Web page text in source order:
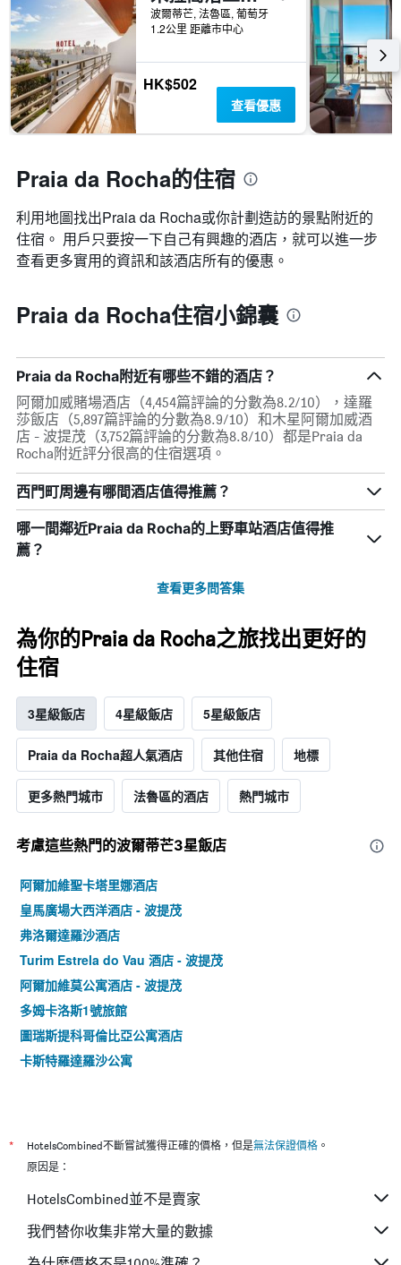
波爾蒂芒, 法魯區, 葡萄牙
1.2公里 距離市中心
HK$502
查看優惠
Praia da Rocha的住宿
利用地圖找出Praia da Rocha​​或你計劃造訪的景點附近的
住宿。 用戶只要按一下自己有興趣的酒店，就可以進一步
查看更多實用的資訊和該酒店所有的優惠。
Praia da Rocha住宿小錦囊
Praia da Rocha附近有哪些不錯的酒店？
阿爾加威賭場酒店（4,454篇評論的分數為8.2/10），達羅
莎飯店（5,897篇評論的分數為8.9/10）和木星阿爾加威酒
店 - 波提茂（3,752篇評論的分數為8.8/10）都是Praia da
Rocha附近評分很高的住宿選項。
西門町周邊有哪間酒店值得推薦？
哪一間鄰近Praia da Rocha的上野車站酒店值得推
薦？
查看更多問答集
為你的Praia da Rocha之旅找出更好的
住宿
3星級飯店 4星級飯店 5星級飯店
Praia da Rocha超人氣酒店 其他住宿 地標
更多熱門城市 法魯區的酒店 熱門城市
考慮這些熱門的波爾蒂芒3星​飯店
阿爾加維聖卡塔里娜酒店
皇馬廣場大西洋酒店 - 波提茂
弗洛爾達羅沙酒店
Turim Estrela do Vau 酒店 - 波提茂
阿爾加維莫公寓酒店 - 波提茂
多姆卡洛斯1號旅館
圖瑞斯提科哥倫比亞公寓酒店
卡斯特羅達羅沙公寓
* HotelsCombined不斷嘗試獲得正確的價格，但是無法保證價格 。
原因是：
HotelsCombined並不是賣家
我們替你收集非常大量的數據